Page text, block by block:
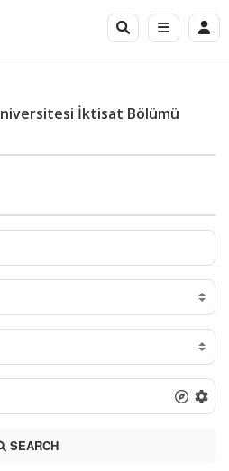
İktisat Bölümü
SEARCH